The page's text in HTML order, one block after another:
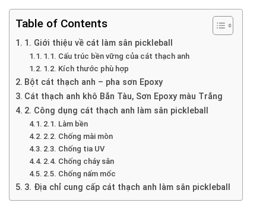
Table of Contents
1. Giới thiệu về cát làm sân pickleball
1.1. Cấu trúc bền vững của cát thạch anh
1.2. Kích thước phù hợp
Bột cát thạch anh – pha sơn Epoxy
Cát thạch anh khô Bắn Tàu, Sơn Epoxy màu Trắng
2. Công dụng cát thạch anh làm sân pickleball
2.1. Làm bền
2.2. Chống mài mòn
2.3. Chống tia UV
2.4. Chống cháy sân
2.5. Chống nấm mốc
3. Địa chỉ cung cấp cát thạch anh làm sân pickleball